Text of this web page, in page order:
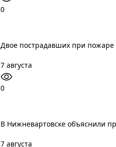
0
Двое пострадавших при
7 августа
0
В Нижневартовске объяснили
7 августа